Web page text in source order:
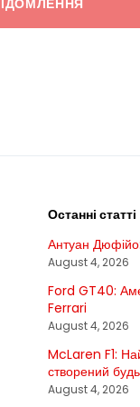
Останні статті
Антуан
August 4, 2026
Ford GT40:
Ferrari
August 4, 2026
McLaren F1:
створений
August 4, 2026